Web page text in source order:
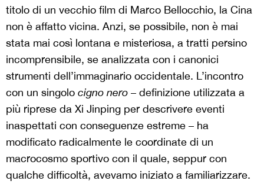
titolo di un vecchio film di Marco Bellocchio, la Cina
non è affatto vicina. Anzi, se possibile, non è mai
stata mai così lontana e misteriosa, a tratti persino
incomprensibile, se analizzata con i canonici
strumenti dell’immaginario occidentale. L’incontro
con un singolo cigno nero – definizione utilizzata a
più riprese da Xi Jinping per descrivere eventi
inaspettati con conseguenze estreme – ha
modificato radicalmente le coordinate di un
macrocosmo sportivo con il quale, seppur con
qualche difficoltà, avevamo iniziato a familiarizzare.